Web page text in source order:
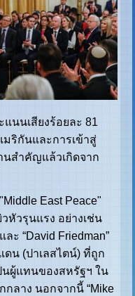
นนเสียงร้อยละ 81
มริกันและการเข้าสู่
นสำคัญแล้วเกิดจาก
East Peace"
หัวรุนแรง อย่างเช่น
ละ “David Friedman”
น (ปาเลสไตน์) ที่ถูก
นผู้แทนของสหรัฐฯ ใน
ลาง นอกจากนี้ “Mike